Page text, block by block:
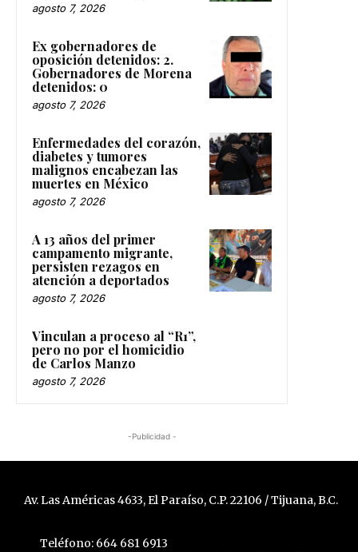
agosto 7, 2026
Ex gobernadores de
oposición detenidos: 2.
Gobernadores de Morena
detenidos: 0
agosto 7, 2026
Enfermedades del corazón,
diabetes y tumores
malignos encabezan las
muertes en México
agosto 7, 2026
A 13 años del primer
campamento migrante,
persisten rezagos en
atención a deportados
agosto 7, 2026
Vinculan a proceso al “R1”,
pero no por el homicidio
de Carlos Manzo
agosto 7, 2026
-Publicidad -
Av. Las Américas 4633, El Paraíso, C.P. 22106 / Tijuana, B.C.
Teléfono: 664 681 6913